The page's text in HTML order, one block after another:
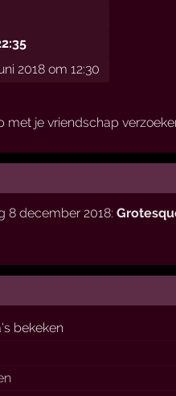
2018 om 12:30
met je vriendschap
8 december 2018:
bekeken